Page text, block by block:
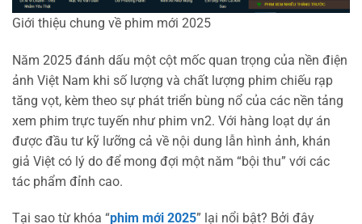
Giới thiệu chung về phim mới 2025
Năm 2025 đánh dấu một cột mốc quan trọng của nền điện
ảnh Việt Nam khi số lượng và chất lượng phim chiếu rạp
tăng vọt, kèm theo sự phát triển bùng nổ của các nền tảng
xem phim trực tuyến như phim vn2. Với hàng loạt dự án
được đầu tư kỹ lưỡng cả về nội dung lẫn hình ảnh, khán
giả Việt có lý do để mong đợi một năm “bội thu” với các
tác phẩm đỉnh cao.
Tại sao từ khóa “phim mới 2025” lại nổi bật? Bởi đây